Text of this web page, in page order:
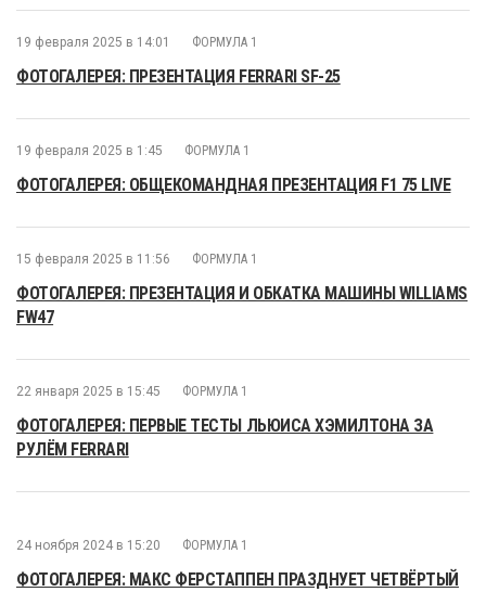
19 февраля 2025 в 14:01 ФОРМУЛА 1
ФОТОГАЛЕРЕЯ: ПРЕЗЕНТАЦИЯ FERRARI SF-25
19 февраля 2025 в 1:45 ФОРМУЛА 1
ФОТОГАЛЕРЕЯ: ОБЩЕКОМАНДНАЯ ПРЕЗЕНТАЦИЯ F1 75 LIVE
15 февраля 2025 в 11:56 ФОРМУЛА 1
ФОТОГАЛЕРЕЯ: ПРЕЗЕНТАЦИЯ И ОБКАТКА МАШИНЫ WILLIAMS
FW47
22 января 2025 в 15:45 ФОРМУЛА 1
ФОТОГАЛЕРЕЯ: ПЕРВЫЕ ТЕСТЫ ЛЬЮИСА ХЭМИЛТОНА ЗА
РУЛЁМ FERRARI
24 ноября 2024 в 15:20 ФОРМУЛА 1
ФОТОГАЛЕРЕЯ: МАКС ФЕРСТАППЕН ПРАЗДНУЕТ ЧЕТВЁРТЫЙ